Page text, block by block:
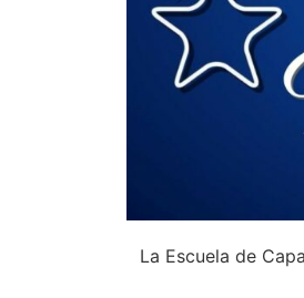
La Escuela de